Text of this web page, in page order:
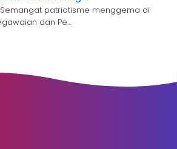
Semangat patriotisme menggema di
dan Pe…